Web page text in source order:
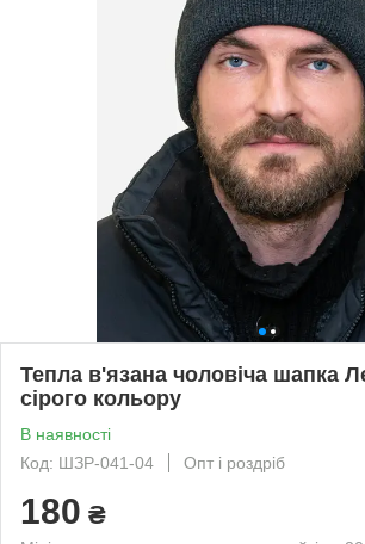
Тепла в'язана чоловіча шапка
сірого кольору
В наявності
Код: ШЗР-041-04
Опт і роздріб
180 ₴